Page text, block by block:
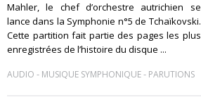
Mahler, le chef d’orchestre autrichien se
lance dans la Symphonie n°5 de Tchaïkovski.
Cette partition fait partie des pages les plus
enregistrées de l’histoire du disque ...
AUDIO - MUSIQUE SYMPHONIQUE- PARUTIONS